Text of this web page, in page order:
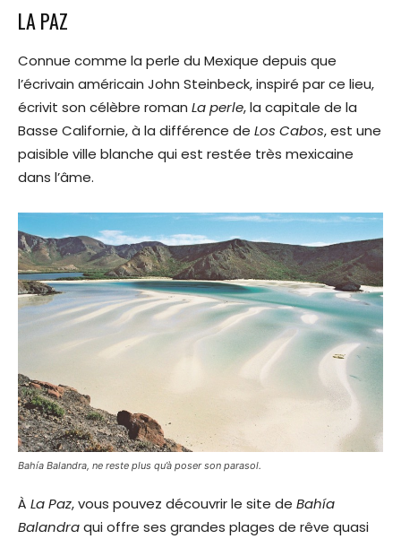
LA PAZ
Connue comme la perle du Mexique depuis que
l’écrivain américain John Steinbeck, inspiré par ce lieu,
écrivit son célèbre roman La perle, la capitale de la
Basse Californie, à la différence de Los Cabos, est une
paisible ville blanche qui est restée très mexicaine
dans l’âme.
Bahía Balandra, ne reste plus qu’à poser son parasol.
À La Paz, vous pouvez découvrir le site de Bahía
Balandraqui offre ses grandes plages de rêve quasi